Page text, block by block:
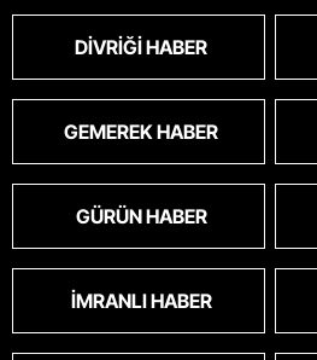
DIVRIĞI HABER
GEMEREK HABER
GÜRÜN HABER
İMRANLI HABER